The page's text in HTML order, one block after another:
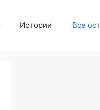
Истории Все